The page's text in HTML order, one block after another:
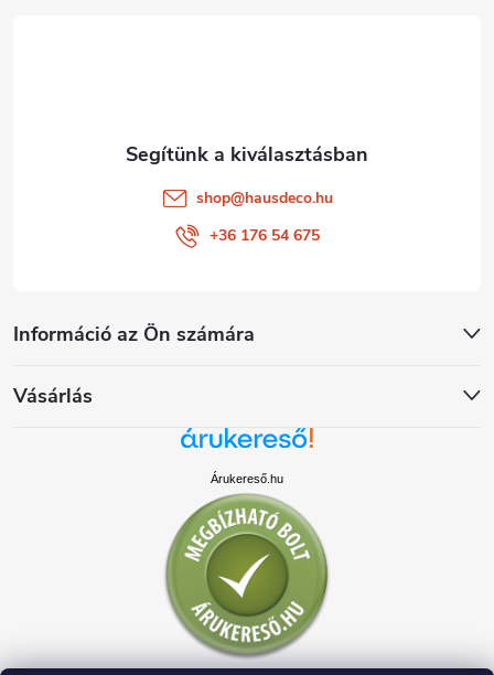
Információ az Ön számára
Vásárlás
shop@hausdeco.hu
+36 176 54 675
Árukereső.hu